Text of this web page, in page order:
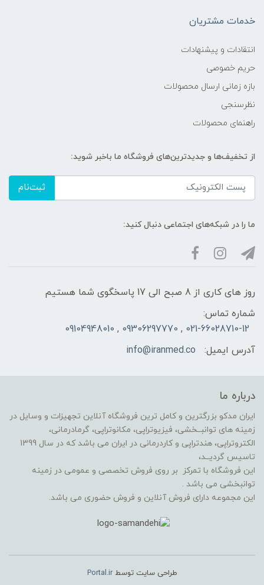
خدمات مشتریان
انتقادات و پیشنهادات
حریم خصوصی
بازه زمانی ارسال محصولات
نظرسنجی
راهنمای محصولات
از تخفیف‌ها و جدیدترین‌های فروشگاه ما باخبر شوید:
ثبت‌نام
ما را در شبکه‌های اجتماعی دنبال کنید:
روز های کاری از 8 صبح الی 17 پاسخگوی شما هستیم
شماره تماس:
021-66028710-12 , 09306297770 , 09104948010
آدرس ایمیل:
info@iranmed.co
درباره ما
ایران مدکو بزرگترین و کامل ترین فروشگاه آنلاین تجهیزات و وسایل در
زمینه های توانبــخشی، فیزیوتراپی، مکانوتراپی، گرمادرمانی،
الکتروتراپی، هندتراپی و کاردرمانی در ایران می باشد که در سال 1399
تاسیس گردیــد،
این فروشگاه با تمرکز بر روی فروش تخصصی و عمومی در زمینه
توانبخشی می باشد .
این مجموعه دارای فروش آنلاین و فروش حضوری می باشد.
طراحی سایت توسطPortal.ir